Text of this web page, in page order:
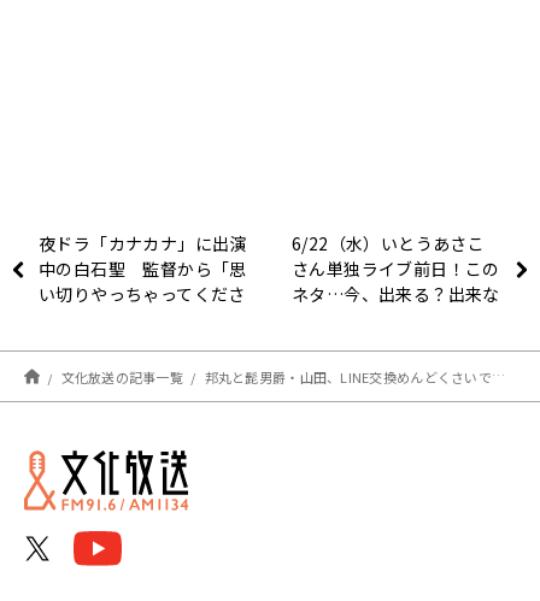
夜ドラ「カナカナ」に出演
中の白石聖 監督から「思
い切りやっちゃってくださ
6/22（水）いとうあさこ
さん単独ライブ前日！この
ネタ…今、出来る？出来な
文化放送の記事一覧 邦丸と髭男爵・山田、LINE交換めんどくさいで意気投合！